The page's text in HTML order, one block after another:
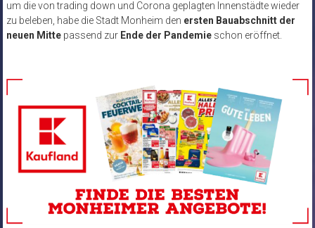
um die von trading down und Corona geplagten Innenstädte wieder
zu beleben, habe die Stadt Monheim den ersten Bauabschnitt der
neuen Mittepassend zur Ende der Pandemieschon eröffnet.